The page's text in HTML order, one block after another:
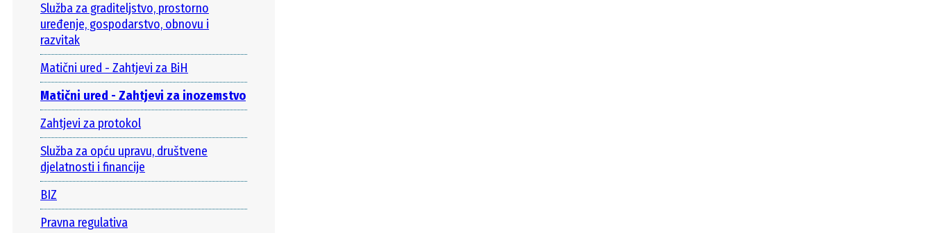
Služba za graditeljstvo, prostorno
uređenje, gospodarstvo, obnovu i
razvitak
Matični ured - Zahtjevi za BiH
Matični ured - Zahtjevi za inozemstvo
Zahtjevi za protokol
Služba za opću upravu, društvene
djelatnosti i financije
BIZ
Pravna regulativa